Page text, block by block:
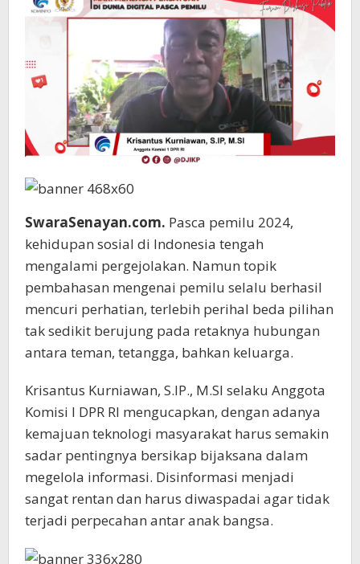
SwaraSenayan.com. Pasca pemilu 2024,
kehidupan sosial di Indonesia tengah
mengalami pergejolakan. Namun topik
pembahasan mengenai pemilu selalu berhasil
mencuri perhatian, terlebih perihal beda pilihan
tak sedikit berujung pada retaknya hubungan
antara teman, tetangga, bahkan keluarga.
Krisantus Kurniawan, S.IP., M.SI selaku Anggota
Komisi I DPR RI mengucapkan, dengan adanya
kemajuan teknologi masyarakat harus semakin
sadar pentingnya bersikap bijaksana dalam
megelola informasi. Disinformasi menjadi
sangat rentan dan harus diwaspadai agar tidak
terjadi perpecahan antar anak bangsa.